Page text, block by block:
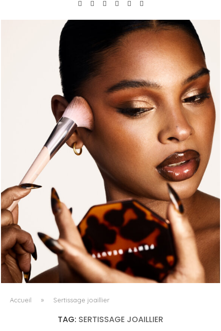
FENTY BEAUTY EXPLORE LA TEXTURE COMME LANGAGE
AVEC LE SUN STALK’R SOUFFLÉ...
Accueil » Sertissage joaillier
TAG: SERTISSAGE JOAILLIER